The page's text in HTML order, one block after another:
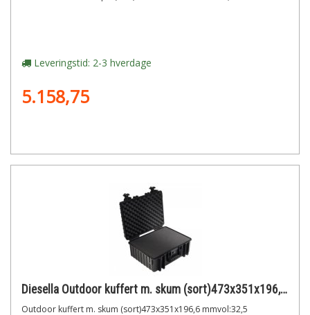
Leveringstid: 2-3 hverdage
5.158,75
Diesella Outdoor kuffert m. skum (sort)473x351x196,6 mmvol:32,5
Outdoor kuffert m. skum (sort)473x351x196,6 mmvol:32,5